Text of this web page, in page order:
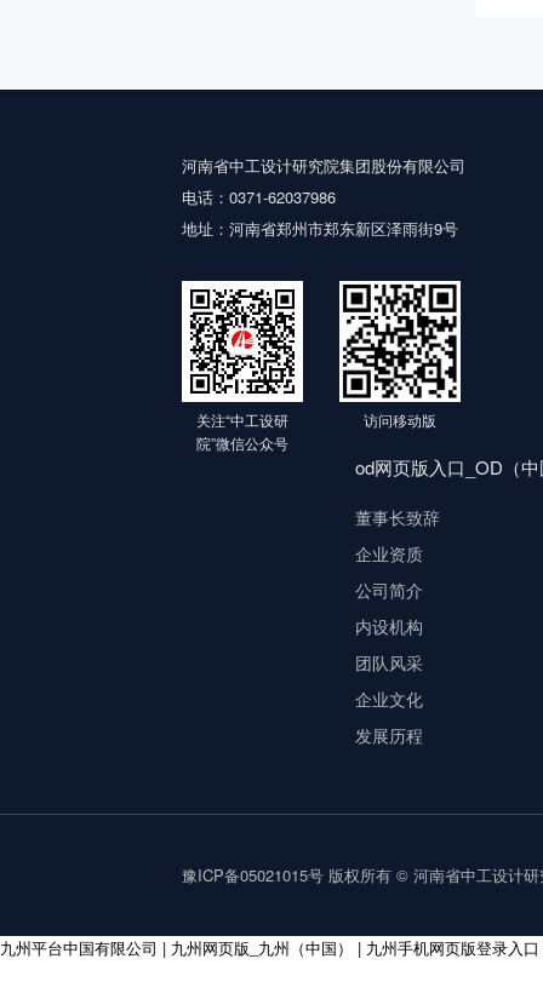
河南省中工设计研究院集团股份有限公司
电话：0371-62037986
地址：河南省郑州市郑东新区泽雨街9号
关注“中工设研
院”微信公众号
访问移动版
od网页版入口_OD（
董事长致辞
企业资质
公司简介
内设机构
团队风采
企业文化
发展历程
豫ICP备05021015号 版权所有 © 河南省中工设计
九州平台中国有限公司 | 九州网页版_九州（中国） | 九州手机网页版登录入口